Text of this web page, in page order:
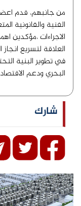
من جانبهم، قدم
الفنية والقانونية
الاجراءات ،مؤكدين
العلاقة لتسريع
في تطوير البنية
البحري ودعم
شارك